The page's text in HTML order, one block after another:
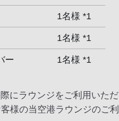
1名様 *1
1名様 *1
ー 1名様 *1
にラウンジをご利用いただ
様の当空港ラウンジのご利